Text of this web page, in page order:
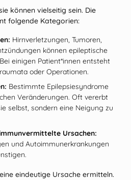
können vielseitig sein. Die
folgende Kategorien:
Hirnverletzungen, Tumoren,
können epileptische
einigen Patient*innen entsteht
oder Operationen.
Bestimmte Epilepsiesyndrome
Veränderungen. Oft vererbt
selbst, sondern eine Neigung zu
Ursachen:
und Autoimmunerkrankungen
eindeutige Ursache ermitteln.